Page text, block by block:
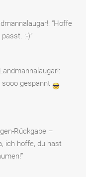
: “Hoffe
passt. :-)”
:
sooo gespannt
Rückgabe –
ich hoffe, du hast
”